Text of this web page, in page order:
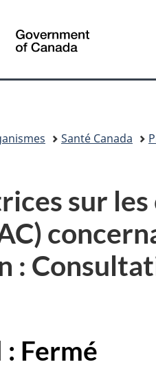
Canada
Santé Canada
sur les
:
Fermé